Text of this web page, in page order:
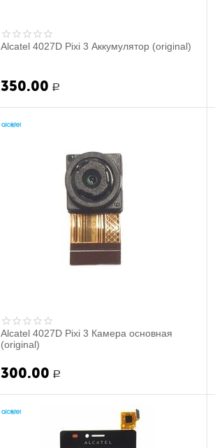
Alcatel 4027D Pixi 3 Аккумулятор (original)
350.00 Р
Alcatel 4027D Pixi 3 Камера основная
(original)
300.00 Р